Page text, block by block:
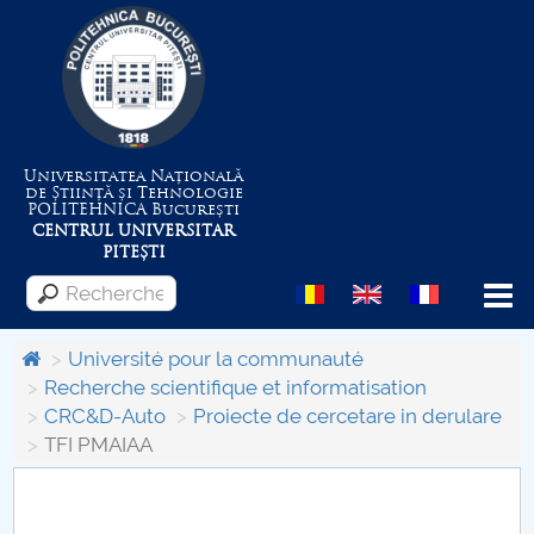
Universitatea Națională
de Știință și Tehnologie
POLITEHNICABucurești
CENTRUL UNIVERSITAR
PITEȘTI
Menu
Despre Universitate
Centrul de Management al Proiectelor
Université pour la communauté
Recherche scientifique et informatisation
CRC&D-Auto
Proiecte de cercetare in derulare
TFI PMAIAA